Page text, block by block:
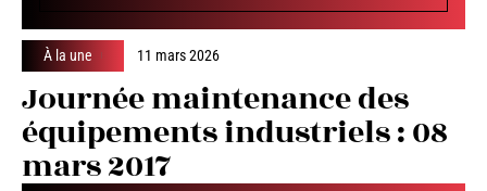
À la une 11 mars 2026
Journée maintenance des
équipements industriels : 08
mars 2017